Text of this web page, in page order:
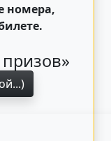
номера,